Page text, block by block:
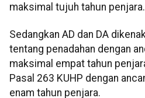
maksimal tujuh tahun penjara.
Sedangkan AD dan DA
tentang penadahan dengan
maksimal empat tahun
Pasal 263 KUHP dengan
enam tahun penjara.